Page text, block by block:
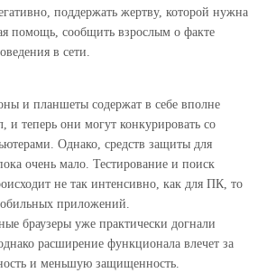
поддержать жертву, которой нужна
помощь, сообщить взрослым о факте
в сети.
и планшеты содержат в себе вполне
и теперь они могут конкурировать со
Однако, средств защиты для
очень мало. Тестирование и поиск
не так интенсивно, как для ПК, то
приложений.
браузеры уже практически догнали
расширение функционала влечет за
и меньшую защищенность.